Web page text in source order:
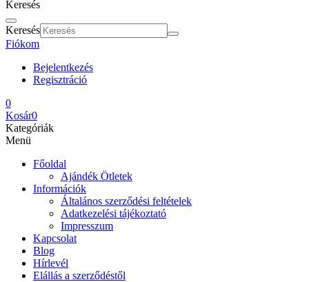
Keresés
Keresés
Fiókom
Bejelentkezés
Regisztráció
0
Kosár0
Kategóriák
Menü
Főoldal
Ajándék Ötletek
Információk
Általános szerződési feltételek
Adatkezelési tájékoztató
Impresszum
Kapcsolat
Blog
Hírlevél
Elállás a szerződéstől